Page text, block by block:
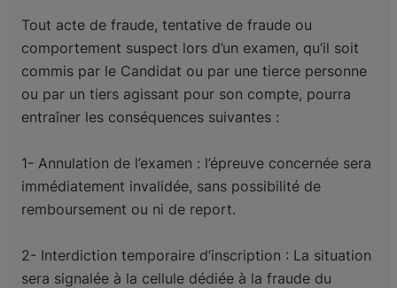
Tout acte de fraude, tentative de fraude ou
comportement suspect lors d’un examen, qu’il soit
commis par le Candidat ou par une tierce personne
ou par un tiers agissant pour son compte, pourra
entraîner les conséquences suivantes :
1- Annulation de l’examen : l’épreuve concernée sera
immédiatement invalidée, sans possibilité de
remboursement ou ni de report.
2- Interdiction temporaire d’inscription : La situation
sera signalée à la cellule dédiée à la fraude du